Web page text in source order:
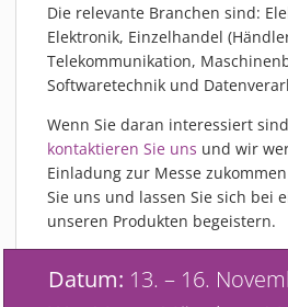
KONTAKT
ONLINE SHOP
Die relevante Branchen sind:
Elektronik, Einzelhandel
Telekommunikation,
Softwaretechnik und
Wenn Sie daran interessiert
kontaktieren Sie uns und wir
Einladung zur Messe
Sie uns und lassen Sie sich bei
unseren Produkten begeistern.
Datum: 13. – 16.